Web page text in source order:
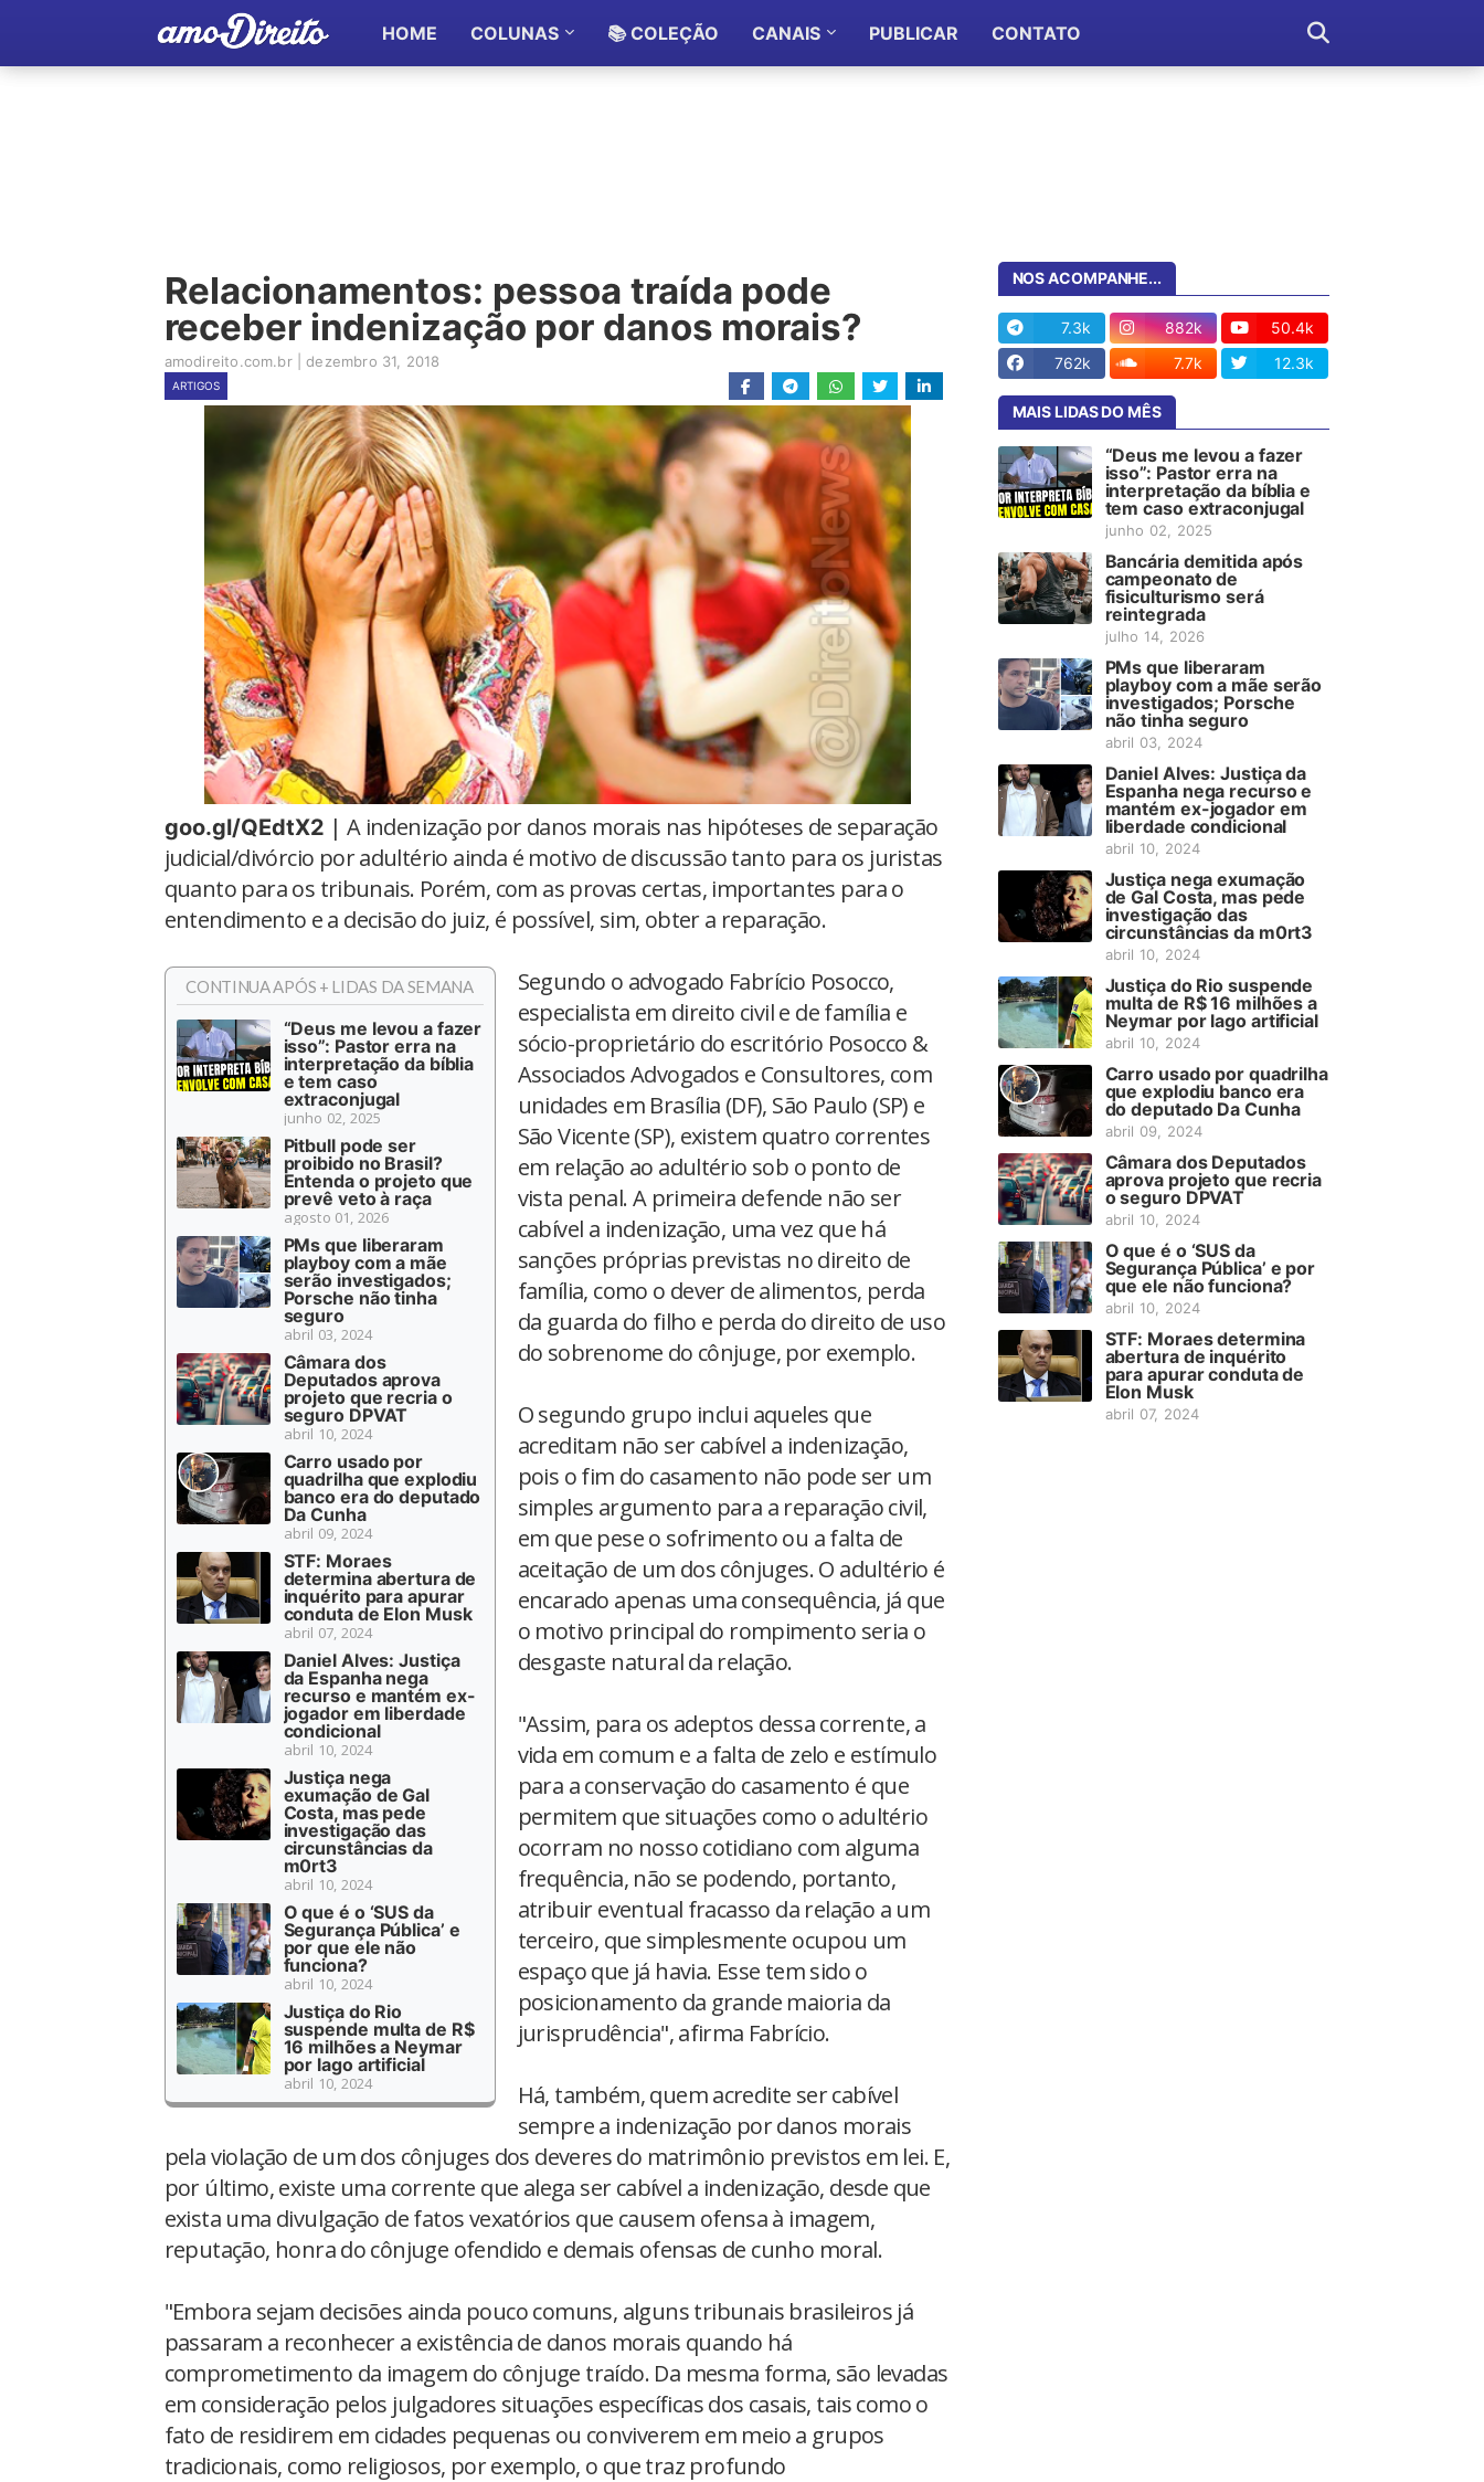
HOME COLUNAS 📚 COLEÇÃO CANAIS PUBLICAR CONTATO
Relacionamentos: pessoa traída pode
receber indenização por danos morais?
amodireito.com.br dezembro 31, 2018
ARTIGOS
goo.gl/QEdtX2 | A indenização por danos morais nas hipóteses de separação
judicial/divórcio por adultério ainda é motivo de discussão tanto para os juristas
quanto para os tribunais. Porém, com as provas certas, importantes para o
entendimento e a decisão do juiz, é possível, sim, obter a reparação.
CONTINUA APÓS + LIDAS DA SEMANA
“Deus me levou a fazer
isso”: Pastor erra na
interpretação da bíblia
e tem caso
extraconjugal
junho 02, 2025
Pitbull pode ser
proibido no Brasil?
Entenda o projeto que
prevê veto à raça
agosto 01, 2026
PMs que liberaram
playboy com a mãe
serão investigados;
Porsche não tinha
seguro
abril 03, 2024
Câmara dos
Deputados aprova
projeto que recria o
seguro DPVAT
abril 10, 2024
Carro usado por
quadrilha que explodiu
banco era do deputado
Da Cunha
abril 09, 2024
STF: Moraes
determina abertura de
inquérito para apurar
conduta de Elon Musk
abril 07, 2024
Daniel Alves: Justiça
da Espanha nega
recurso e mantém ex-
jogador em liberdade
condicional
abril 10, 2024
Justiça nega
exumação de Gal
Costa, mas pede
investigação das
circunstâncias da
m0rt3
abril 10, 2024
O que é o ‘SUS da
Segurança Pública’ e
por que ele não
funciona?
abril 10, 2024
Justiça do Rio
suspende multa de R$
16 milhões a Neymar
por lago artificial
abril 10, 2024
Segundo o advogado Fabrício Posocco,
especialista em direito civil e de família e
sócio-proprietário do escritório Posocco &
Associados Advogados e Consultores, com
unidades em Brasília (DF), São Paulo (SP) e
São Vicente (SP), existem quatro correntes
em relação ao adultério sob o ponto de
vista penal. A primeira defende não ser
cabível a indenização, uma vez que há
sanções próprias previstas no direito de
família, como o dever de alimentos, perda
da guarda do filho e perda do direito de uso
do sobrenome do cônjuge, por exemplo.
O segundo grupo inclui aqueles que
acreditam não ser cabível a indenização,
pois o fim do casamento não pode ser um
simples argumento para a reparação civil,
em que pese o sofrimento ou a falta de
aceitação de um dos cônjuges. O adultério é
encarado apenas uma consequência, já que
o motivo principal do rompimento seria o
desgaste natural da relação.
"Assim, para os adeptos dessa corrente, a
vida em comum e a falta de zelo e estímulo
para a conservação do casamento é que
permitem que situações como o adultério
ocorram no nosso cotidiano com alguma
frequência, não se podendo, portanto,
atribuir eventual fracasso da relação a um
terceiro, que simplesmente ocupou um
espaço que já havia. Esse tem sido o
posicionamento da grande maioria da
jurisprudência", afirma Fabrício.
Há, também, quem acredite ser cabível
sempre a indenização por danos morais
pela violação de um dos cônjuges dos deveres do matrimônio previstos em lei. E,
por último, existe uma corrente que alega ser cabível a indenização, desde que
exista uma divulgação de fatos vexatórios que causem ofensa à imagem,
reputação, honra do cônjuge ofendido e demais ofensas de cunho moral.
"Embora sejam decisões ainda pouco comuns, alguns tribunais brasileiros já
passaram a reconhecer a existência de danos morais quando há
comprometimento da imagem do cônjuge traído. Da mesma forma, são levadas
em consideração pelos julgadores situações específicas dos casais, tais como o
fato de residirem em cidades pequenas ou conviverem em meio a grupos
tradicionais, como religiosos, por exemplo, o que traz profundo
NOS ACOMPANHE...
7.3k 882k
50.4k
762k
7.7k 12.3k
MAIS LIDAS DO MÊS
“Deus me levou a fazer
isso”: Pastor erra na
interpretação da bíblia e
tem caso extraconjugal
junho 02, 2025
Bancária demitida após
campeonato de
fisiculturismo será
reintegrada
julho 14, 2026
PMs que liberaram
playboy com a mãe serão
investigados; Porsche
não tinha seguro
abril 03, 2024
Daniel Alves: Justiça da
Espanha nega recurso e
mantém ex-jogador em
liberdade condicional
abril 10, 2024
Justiça nega exumação
de Gal Costa, mas pede
investigação das
circunstâncias da m0rt3
abril 10, 2024
Justiça do Rio suspende
multa de R$ 16 milhões a
Neymar por lago artificial
abril 10, 2024
Carro usado por quadrilha
que explodiu banco era
do deputado Da Cunha
abril 09, 2024
Câmara dos Deputados
aprova projeto que recria
o seguro DPVAT
abril 10, 2024
O que é o ‘SUS da
Segurança Pública’ e por
que ele não funciona?
abril 10, 2024
STF: Moraes determina
abertura de inquérito
para apurar conduta de
Elon Musk
abril 07, 2024